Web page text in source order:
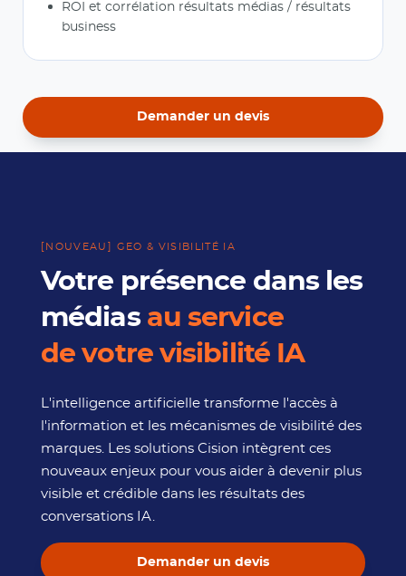
ROI et corrélation résultats médias / résultats
business
Demander un devis
[NOUVEAU] GEO & VISIBILITÉ IA
Votre présence dans les
médias au service
de votre visibilité IA
L'intelligence artificielle transforme l'accès à
l'information et les mécanismes de visibilité des
marques. Les solutions Cision intègrent ces
nouveaux enjeux pour vous aider à devenir plus
visible et crédible dans les résultats des
conversations IA.
Demander un devis